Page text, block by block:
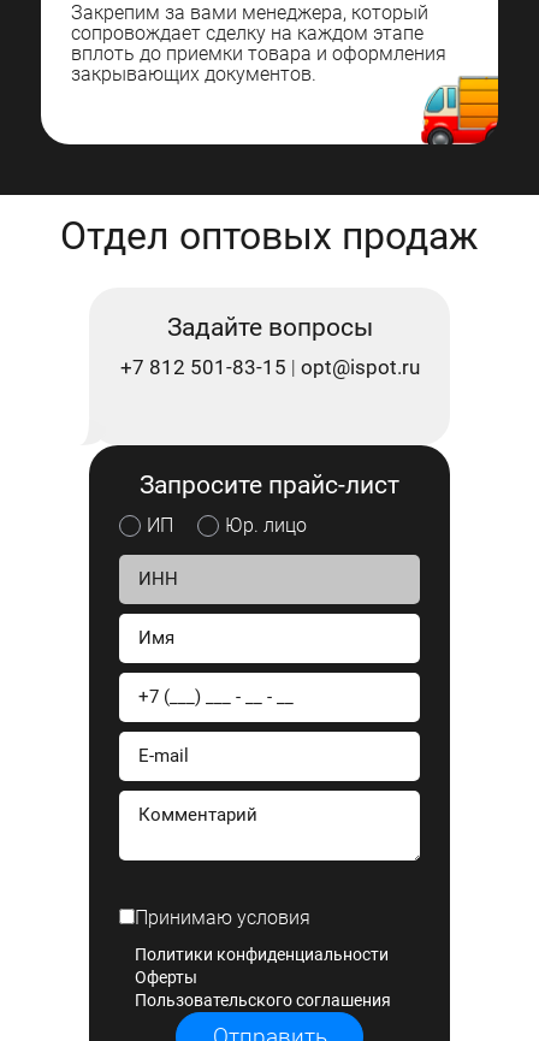
Закрепим за вами менеджера, который
сопровождает сделку на каждом этапе
вплоть до приемки товара и оформления
закрывающих документов.
Отдел оптовых продаж
Задайте вопросы
+7 812 501-83-15 opt@ispot.ru
Запросите прайс-лист
ИП Юр. лицо
Принимаю условия
Политики конфиденциальности
Оферты
Пользовательского соглашения